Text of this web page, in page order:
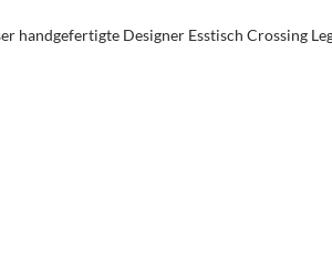
Designer Esstisch Crossing